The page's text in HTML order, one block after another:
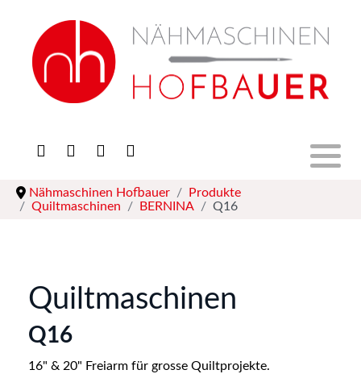
Nähmaschinen Hofbauer
Produkte
Quiltmaschinen
BERNINA Q16
Quiltmaschinen
Q16
16" & 20" Freiarm für grosse Quiltprojekte.
Stickmaschinen
Overlocks
Quiltmaschinen
Bügelsysteme
Zubehör